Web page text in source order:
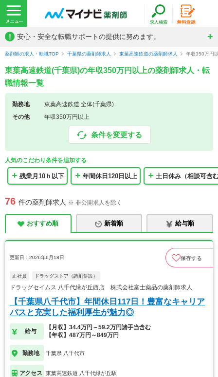
! 安心・安全な転職サポートの提供に努めます。
薬剤師の求人・転職TOP 千葉県の薬剤師求人 東葉高速鉄道の薬剤師求人 年収350万円
東葉高速鉄道(千葉県)の年収350万円以上の薬剤師求人・転
職情報一覧
勤務地
東葉高速鉄道 全体(千葉県)
その他
年収350万円以上
条件を変更する
人気のこだわり条件を追加する
残業月10ｈ以下 年間休日120日以上 土日休み（相談可含
76 件の薬剤師求人 ※ 非公開求人を除く
おすすめ順 新着順 給与順
更新日：2026年6月18日 保存する
正社員 ドラッグストア（調剤併設）
ドラッグセイムス 八千代緑が丘西店 株式会社富士薬品の薬剤師求人
【千葉県八千代市】年間休日117日！豊富なキャリア
パスと充実した福利厚生が魅力◎
給与
【月収】34.4万円～59.2万円諸手当含む
【年収】487万円～849万円
勤務地 千葉県 八千代市
アクセス 東葉高速鉄道 八千代緑が丘駅